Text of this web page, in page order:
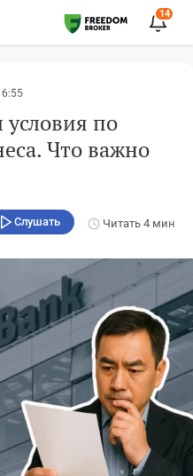
14
по
Что важно
Слушать Читать 4 мин